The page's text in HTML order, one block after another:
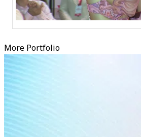
More Portfolio